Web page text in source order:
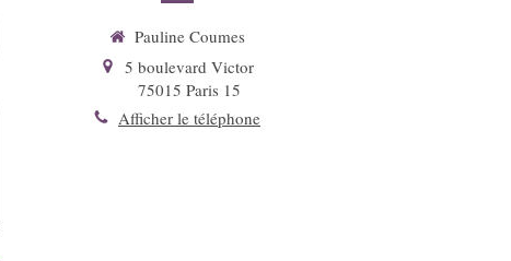
Pauline Coumes
5 boulevard Victor
75015 Paris 15
Afficher le téléphone